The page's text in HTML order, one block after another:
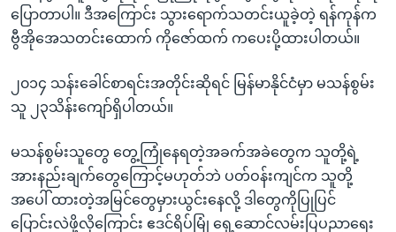
ရန်ပြောတာပါ။ ဒီအကြောင်း သွားရောက်သတင်းယူခဲ့တဲ့ ရန်ကုန်က
ဗွီအိုအေသတင်းထောက် ကိုဇော်ထက် ကပေးပို့ထားပါတယ်။
၂၀၁၄ သန်းခေါင်စာရင်းအတိုင်းဆိုရင် မြန်မာနိုင်ငံမှာ မသန်စွမ်း
သူ ၂၃သိန်းကျော်ရှိပါတယ်။
မသန်စွမ်းသူတွေ တွေ့ကြုံနေရတဲ့အခက်အခဲတွေက သူတို့ရဲ့
အားနည်းချက်တွေကြောင့်မဟုတ်ဘဲ ပတ်ဝန်းကျင်က သူတို့
အပေါ် ထားတဲ့အမြင်တွေမှားယွင်းနေလို့ ဒါတွေကိုပြုပြင်
ပြောင်းလဲဖို့လိုကြောင်း ဧဒင်ရိပ်မြုံ ရှေ့ဆောင်လမ်းပြပညာရေး